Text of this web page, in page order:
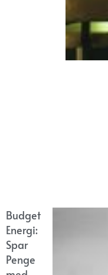
Budget
Energi:
Spar
Penge